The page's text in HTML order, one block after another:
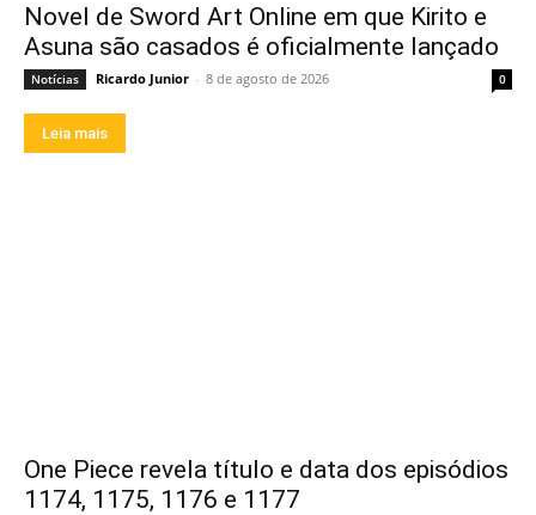
Novel de Sword Art Online em que Kirito e
Asuna são casados é oficialmente lançado
Notícias Ricardo Junior - 8 de agosto de 2026 0
Leia mais
One Piece revela título e data dos episódios
1174, 1175, 1176 e 1177